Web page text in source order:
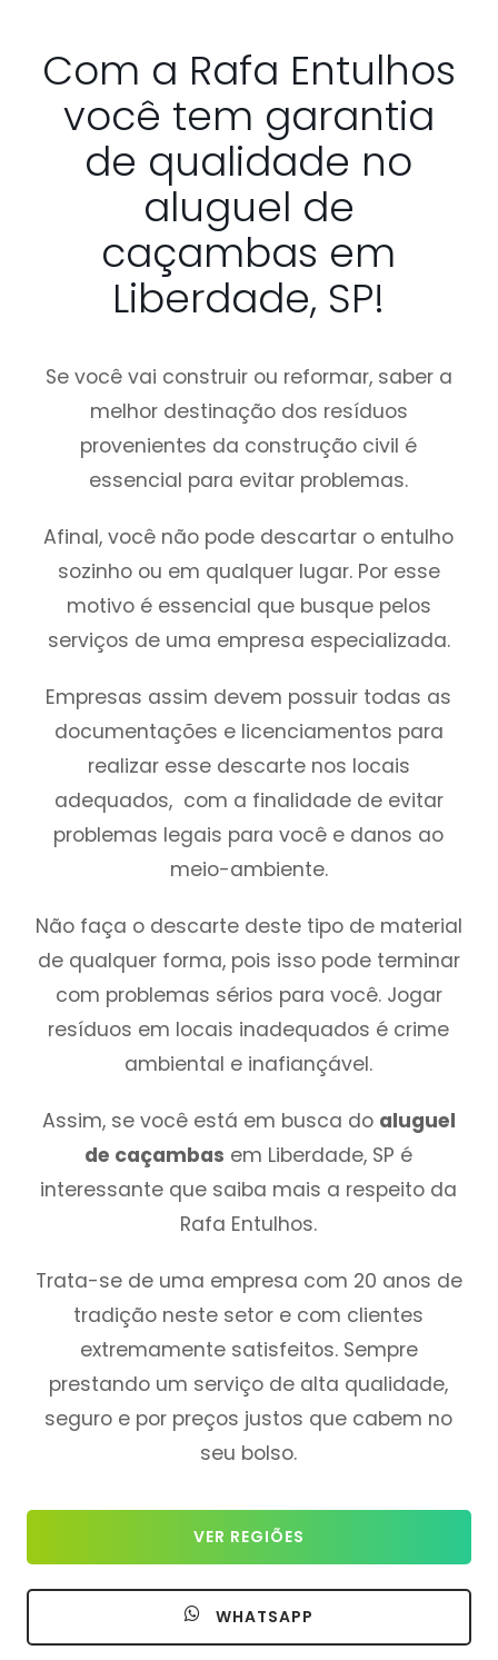
Com a Rafa Entulhos
você tem garantia
de qualidade no
aluguel de
caçambas em
Liberdade, SP!
Se você vai construir ou reformar, saber a
melhor destinação dos resíduos
provenientes da construção civil é
essencial para evitar problemas.
Afinal, você não pode descartar o entulho
sozinho ou em qualquer lugar. Por esse
motivo é essencial que busque pelos
serviços de uma empresa especializada.
Empresas assim devem possuir todas as
documentações e licenciamentos para
realizar esse descarte nos locais
adequados, com a finalidade de evitar
problemas legais para você e danos ao
meio-ambiente.
Não faça o descarte deste tipo de material
de qualquer forma, pois isso pode terminar
com problemas sérios para você. Jogar
resíduos em locais inadequados é crime
ambiental e inafiançável.
Assim, se você está em busca do aluguel
de caçambas em Liberdade, SP é
interessante que saiba mais a respeito da
Rafa Entulhos.
Trata-se de uma empresa com 20 anos de
tradição neste setor e com clientes
extremamente satisfeitos. Sempre
prestando um serviço de alta qualidade,
seguro e por preços justos que cabem no
seu bolso.
VER REGIÕES
WHATSAPP